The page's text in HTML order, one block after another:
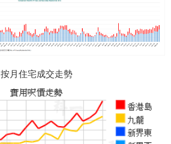
按月住宅成交走勢